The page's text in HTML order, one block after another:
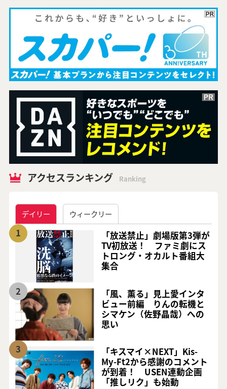
アクセスランキング Ranking
デイリー ウィークリー
1
「放送禁止」劇場版第3弾が
TV初放送！ ファミ劇にス
トロング・オカルト番組大
集合
2
「風、薫る」見上愛インタ
ビュー前編 りんの転機と
シマケン（佐野晶哉）への
思い
3
「キスマイ×NEXT」Kis-
My-Ft2から感謝のコメント
が到着！ USEN連動企画
「推しリク」も始動